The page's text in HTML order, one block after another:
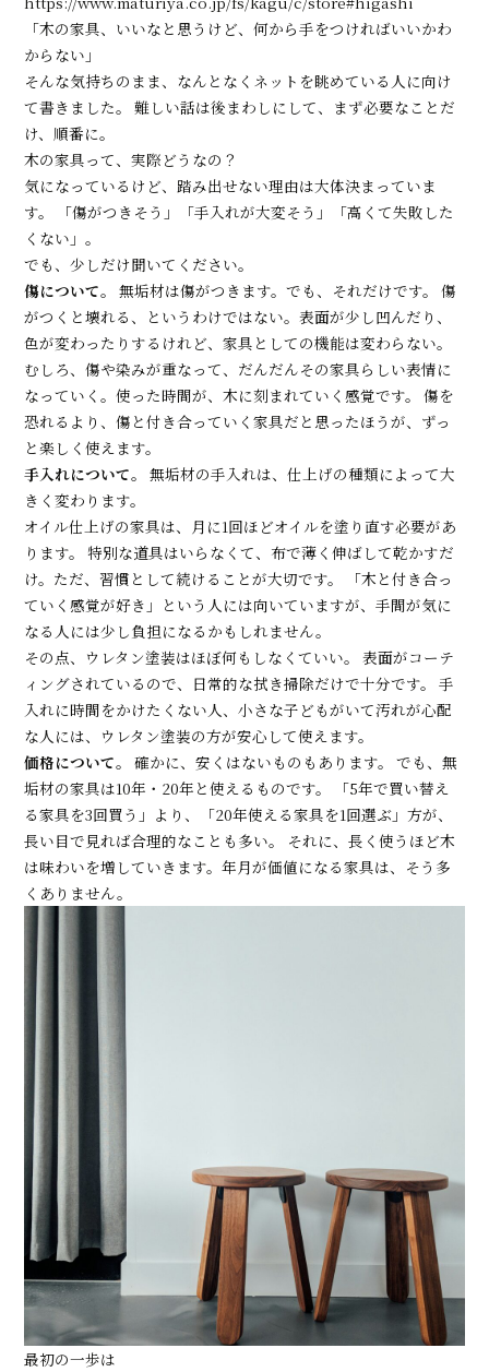
「木の家具、いいなと思うけど、何から手をつければいいかわ
からない」
そんな気持ちのまま、なんとなくネットを眺めている人に向け
て書きました。 難しい話は後まわしにして、まず必要なことだ
け、順番に。
木の家具って、実際どうなの？
気になっているけど、踏み出せない理由は大体決まっていま
す。 「傷がつきそう」「手入れが大変そう」「高くて失敗した
くない」。
でも、少しだけ聞いてください。
傷について。 無垢材は傷がつきます。でも、それだけです。 傷
がつくと壊れる、というわけではない。表面が少し凹んだり、
色が変わったりするけれど、家具としての機能は変わらない。
むしろ、傷や染みが重なって、だんだんその家具らしい表情に
なっていく。使った時間が、木に刻まれていく感覚です。 傷を
恐れるより、傷と付き合っていく家具だと思ったほうが、ずっ
と楽しく使えます。
手入れについて。 無垢材の手入れは、仕上げの種類によって大
きく変わります。
オイル仕上げの家具は、月に1回ほどオイルを塗り直す必要があ
ります。 特別な道具はいらなくて、布で薄く伸ばして乾かすだ
け。ただ、習慣として続けることが大切です。 「木と付き合っ
ていく感覚が好き」という人には向いていますが、手間が気に
なる人には少し負担になるかもしれません。
その点、ウレタン塗装はほぼ何もしなくていい。 表面がコーテ
ィングされているので、日常的な拭き掃除だけで十分です。 手
入れに時間をかけたくない人、小さな子どもがいて汚れが心配
な人には、ウレタン塗装の方が安心して使えます。
価格について。 確かに、安くはないものもあります。 でも、無
垢材の家具は10年・20年と使えるものです。 「5年で買い替え
る家具を3回買う」より、「20年使える家具を1回選ぶ」方が、
長い目で見れば合理的なことも多い。 それに、長く使うほど木
は味わいを増していきます。年月が価値になる家具は、そう多
くありません。
最初の一歩は